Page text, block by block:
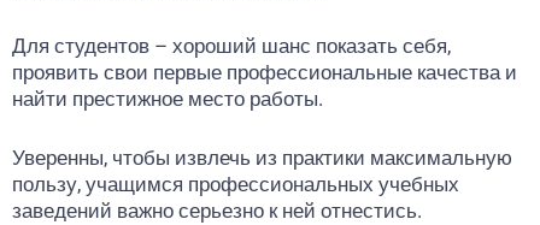
Для студентов – хороший шанс показать себя,
проявить свои первые профессиональные качества и
найти престижное место работы.
Уверенны, чтобы извлечь из практики максимальную
пользу, учащимся профессиональных учебных
заведений важно серьезно к ней отнестись.